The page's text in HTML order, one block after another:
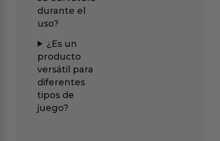
durante el
uso?
¿Es un
producto
versátil para
diferentes
tipos de
juego?